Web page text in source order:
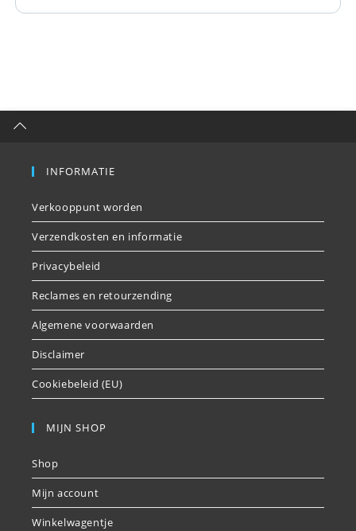
INFORMATIE
Verkooppunt worden
Verzendkosten en informatie
Privacybeleid
Reclames en retourzending
Algemene voorwaarden
Disclaimer
Cookiebeleid (EU)
MIJN SHOP
Shop
Mijn account
Winkelwagentje